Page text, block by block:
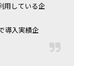
用している企
導入実績企